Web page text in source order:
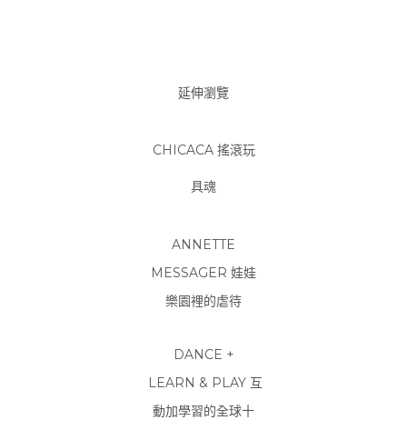
延伸瀏覽
CHICACA 搖滾玩
具魂
ANNETTE
MESSAGER 娃娃
樂園裡的虐待
DANCE +
LEARN & PLAY 互
動加學習的全球十